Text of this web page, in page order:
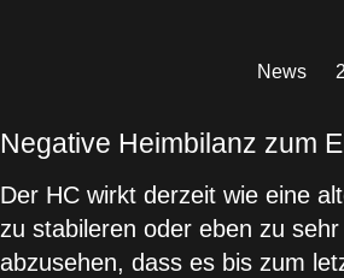
News
Negative Heimbilanz zum
Der HC wirkt derzeit wie eine
zu stabileren oder eben zu
abzusehen, dass es bis zum